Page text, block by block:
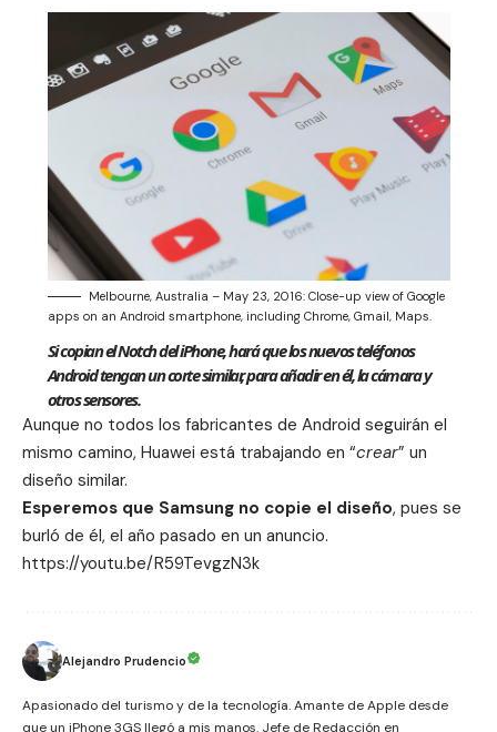
Melbourne, Australia – May 23, 2016: Close-up view of Google
apps on an Android smartphone, including Chrome, Gmail, Maps.
Si copian el Notch del iPhone, hará que los nuevos teléfonos
Android tengan un corte similar, para añadir en él, la cámara y
otros sensores.
Aunque no todos los fabricantes de Android seguirán el
mismo camino, Huawei está trabajando en “crear” un
diseño similar.
Esperemos que Samsung no copie el diseño, pues se
burló de él, el año pasado en un anuncio.
https://youtu.be/R59TevgzN3k
Alejandro Prudencio
Apasionado del turismo y de la tecnología. Amante de Apple desde
que un iPhone 3GS llegó a mis manos. Jefe de Redacción en